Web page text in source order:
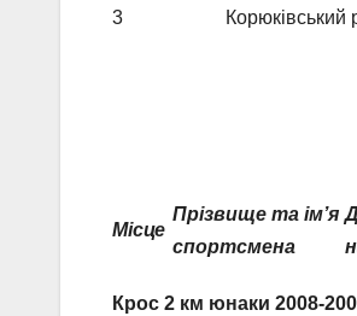
3 Корюківський
Місце
Прізвище та ім’я
спортсмена
Крос 2 км юнаки 2008-